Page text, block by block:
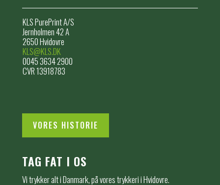
KLS PurePrint A/S
Jernholmen 42 A
2650 Hvidovre
KLS@KLS.DK
0045 3634 2900
CVR 13918783
VORES HISTORIE
TAG FAT I OS
Vi trykker alt i Danmark, på vores trykkeri i Hvidovre.